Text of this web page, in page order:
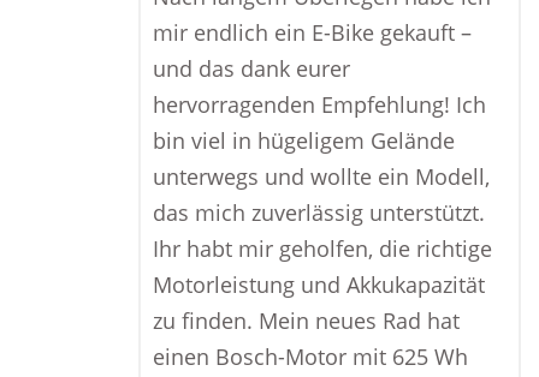
mir endlich ein E-Bike gekauft –
und das dank eurer
hervorragenden Empfehlung! Ich
bin viel in hügeligem Gelände
unterwegs und wollte ein Modell,
das mich zuverlässig unterstützt.
Ihr habt mir geholfen, die richtige
Motorleistung und Akkukapazität
zu finden. Mein neues Rad hat
einen Bosch-Motor mit 625 Wh